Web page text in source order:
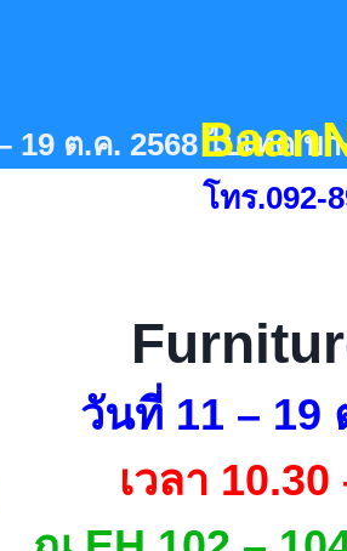
โทร.092-
ต.ค. 2568 ไบเทค บ
วันที่ 11 – 19
เวลา